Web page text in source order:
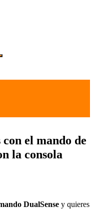
el mando de
la consola
DualSense y quieres